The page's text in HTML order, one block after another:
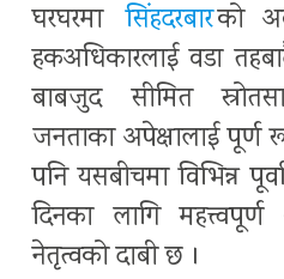
घरघरमा सिंहदरबारको
हकअधिकारलाई वडा
बाबजुद सीमित
जनताका अपेक्षालाई पूर्ण
पनि यसबीचमा विभिन्न
दिनका लागि
नेतृत्वको दाबी छ ।